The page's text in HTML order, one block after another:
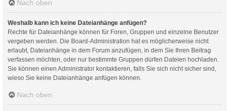
Nach oben
Weshalb kann ich keine Dateianhänge anfügen?
Rechte für Dateianhänge können für Foren, Gruppen und einzelne Benutzer
vergeben werden. Die Board-Administration hat es möglicherweise nicht
erlaubt, Dateianhänge in dem Forum anzufügen, in dem Sie Ihren Beitrag
verfassen möchten, oder nur bestimmte Gruppen dürfen Dateien hochladen.
Sie können einen Administrator kontaktieren, falls Sie sich nicht sicher sind,
wieso Sie keine Dateianhänge anfügen können.
Nach oben